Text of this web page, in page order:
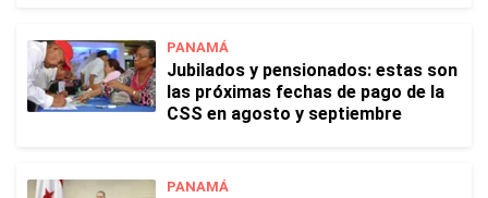
PANAMÁ
Jubilados y pensionados: estas son
las próximas fechas de pago de la
CSS en agosto y septiembre
PANAMÁ